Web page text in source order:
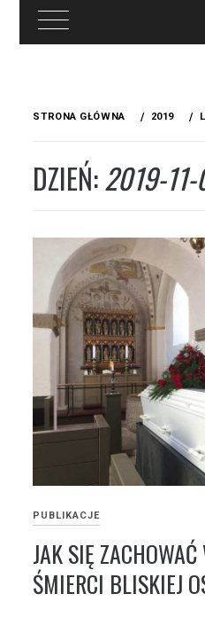
STRONA GŁÓWNA 2019
DZIEŃ:2019-
PUBLIKACJE
JAK SIĘ
ŚMIERCI BLISKIEJ